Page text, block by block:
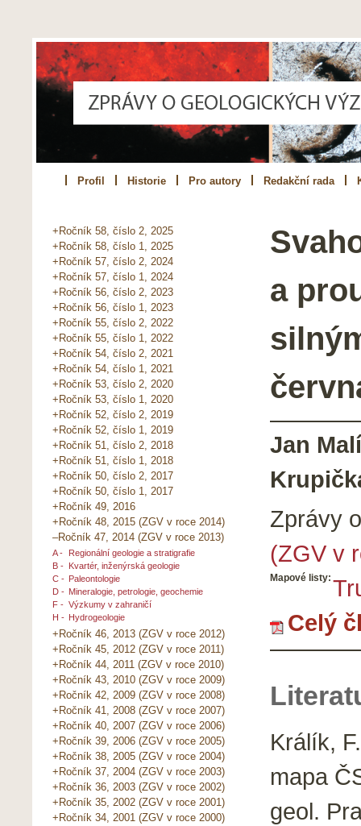
Profil Historie Pro autory Redakční rada
+Ročník 58, číslo 2, 2025
+Ročník 58, číslo 1, 2025
+Ročník 57, číslo 2, 2024
+Ročník 57, číslo 1, 2024
+Ročník 56, číslo 2, 2023
+Ročník 56, číslo 1, 2023
+Ročník 55, číslo 2, 2022
+Ročník 55, číslo 1, 2022
+Ročník 54, číslo 2, 2021
+Ročník 54, číslo 1, 2021
+Ročník 53, číslo 2, 2020
+Ročník 53, číslo 1, 2020
+Ročník 52, číslo 2, 2019
+Ročník 52, číslo 1, 2019
+Ročník 51, číslo 2, 2018
+Ročník 51, číslo 1, 2018
+Ročník 50, číslo 2, 2017
+Ročník 50, číslo 1, 2017
+Ročník 49, 2016
+Ročník 48, 2015 (ZGV v roce 2014)
–Ročník 47, 2014 (ZGV v roce 2013)
A -
Regionální geologie a stratigrafie
B - Kvartér, inženýrská geologie
C - Paleontologie
D - Mineralogie, petrologie, geochemie
F - Výzkumy v zahraničí
H - Hydrogeologie
+Ročník 46, 2013 (ZGV v roce 2012)
+Ročník 45, 2012 (ZGV v roce 2011)
+Ročník 44, 2011 (ZGV v roce 2010)
+Ročník 43, 2010 (ZGV v roce 2009)
+Ročník 42, 2009 (ZGV v roce 2008)
+Ročník 41, 2008 (ZGV v roce 2007)
+Ročník 40, 2007 (ZGV v roce 2006)
+Ročník 39, 2006 (ZGV v roce 2005)
+Ročník 38, 2005 (ZGV v roce 2004)
+Ročník 37, 2004 (ZGV v roce 2003)
+Ročník 36, 2003 (ZGV v roce 2002)
+Ročník 35, 2002 (ZGV v roce 2001)
+Ročník 34, 2001 (ZGV v roce 2000)
a
Jan
Zprávy
(ZGV v
Mapové listy:
Celý
Králík,
mapa
geol.